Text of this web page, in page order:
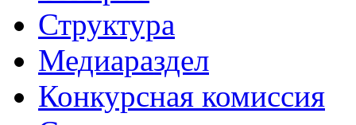
Структура
Медиараздел
Конкурсная комиссия